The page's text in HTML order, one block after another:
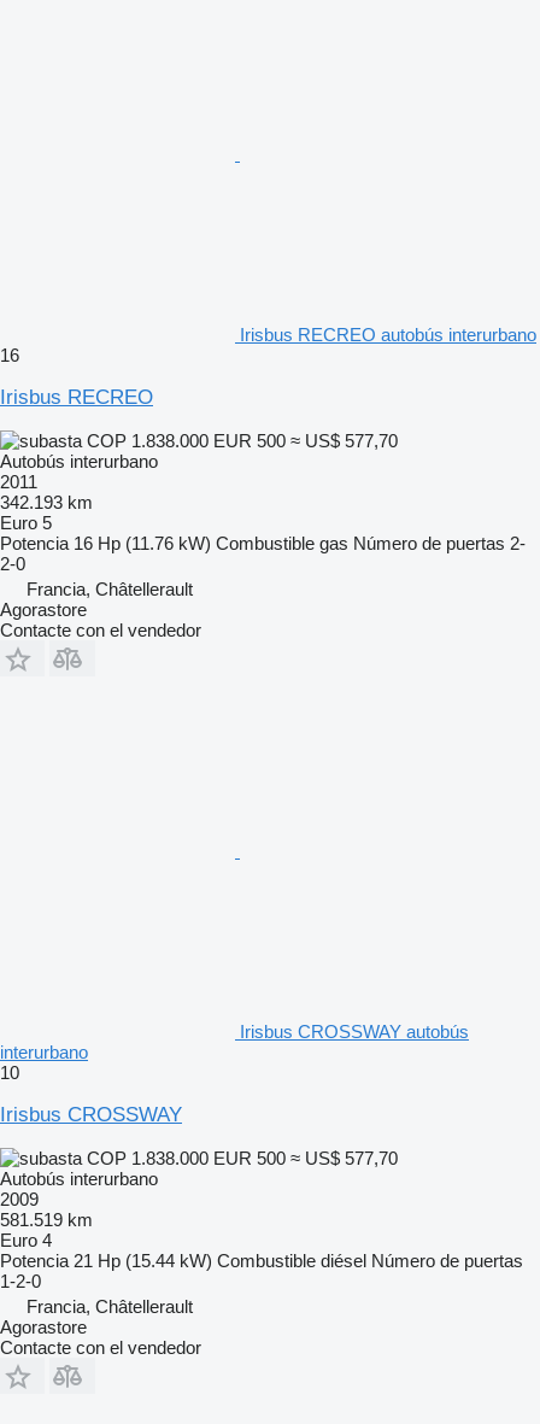
Irisbus RECREO autobús interurbano
16
Irisbus RECREO
COP 1.838.000 EUR 500 ≈ US$ 577,70
Autobús interurbano
2011
342.193 km
Euro 5
Potencia 16 Hp (11.76 kW) Combustible gas Número de puertas 2-
2-0
Francia, Châtellerault
Agorastore
Contacte con el vendedor
Irisbus CROSSWAY autobús
interurbano
10
Irisbus CROSSWAY
COP 1.838.000 EUR 500 ≈ US$ 577,70
Autobús interurbano
2009
581.519 km
Euro 4
Potencia 21 Hp (15.44 kW) Combustible diésel Número de puertas
1-2-0
Francia, Châtellerault
Agorastore
Contacte con el vendedor